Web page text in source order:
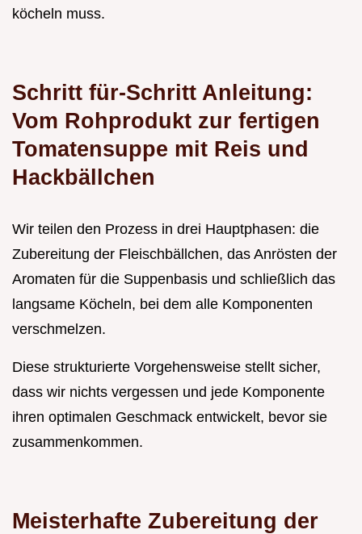
köcheln muss.
Schritt für-Schritt Anleitung:
Vom Rohprodukt zur fertigen
Tomatensuppe mit Reis und
Hackbällchen
Wir teilen den Prozess in drei Hauptphasen: die
Zubereitung der Fleischbällchen, das Anrösten der
Aromaten für die Suppenbasis und schließlich das
langsame Köcheln, bei dem alle Komponenten
verschmelzen.
Diese strukturierte Vorgehensweise stellt sicher,
dass wir nichts vergessen und jede Komponente
ihren optimalen Geschmack entwickelt, bevor sie
zusammenkommen.
Meisterhafte Zubereitung der